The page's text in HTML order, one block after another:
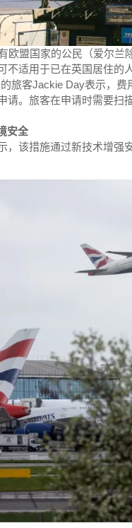
欧盟国家的公民（爱尔
不适用于已在英国居住的
旅客Jackie Day表示，
请。旅客在申请时需要扫
安全
，该措施通过新技术增强